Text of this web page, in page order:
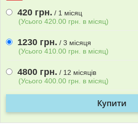
420 грн. / 1 мiсяц
(Усього 420.00 грн. в мiсяц)
1230 грн. / 3 мiсяця
(Усього 410.00 грн. в мiсяц)
4800 грн. / 12 мiсяцiв
(Усього 400.00 грн. в мiсяц)
Купити